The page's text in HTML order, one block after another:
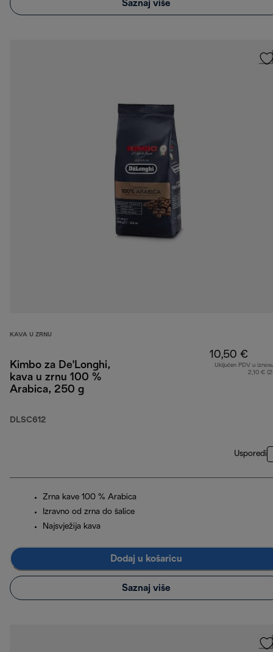
Saznaj više
KAVA U ZRNU
Kimbo za De'Longhi,
kava u zrnu 100 %
Arabica, 250 g
DLSC612
10,50 €
Uključen PDV u
2,10 €
Usporedi
Zrna kave 100 % Arabica
Izravno od zrna do šalice
Najsvježija kava
Dodaj u košaricu
Saznaj više